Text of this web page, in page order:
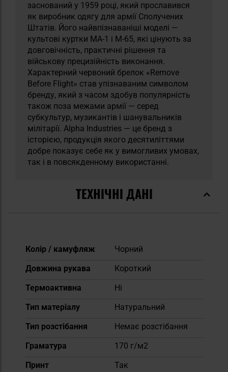
заснований у 1959 році, який прославився
як виробник одягу для армії Сполучених
Штатів. Його найвпізнаваніші моделі —
культові куртки MA-1 і M-65, які цінують за
довговічність, практичні рішення та
військову прецизійність виконання.
Характерний червоний брелок «Remove
Before Flight» став упізнаваним символом
бренду, який з часом здобув популярність
також поза межами армії — серед
субкультур, музикантів і шанувальників
мілітарії. Alpha Industries — це бренд з
історією, продукція якого десятиліттями
добре показує себе як у вимогливих умовах,
так і в повсякденному використанні.
ТЕХНІЧНІ ДАНІ
Докладніше
Колір / камуфляж
Чорний
Довжина рукава
Короткий
Термоактивна
Ні
Тип матеріалу
Натуральний
Тип розстібання
Немає розстібання
Граматура
170 г/м2
Принт
Так